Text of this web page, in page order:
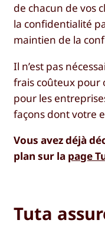
de chacun de vos
la confidentialité
maintien de la
Il n’est pas
frais coûteux pour
pour les
façons dont votre
Vous avez déjà
plan sur la page
Tuta